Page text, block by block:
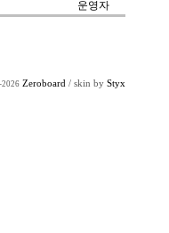
운영자
2026 Zeroboard / skin by Styx